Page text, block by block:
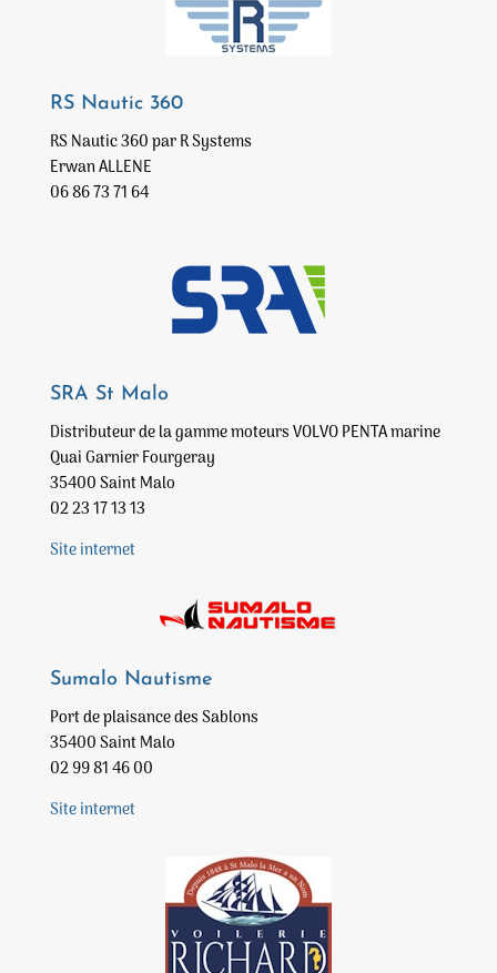
RS Nautic 360
RS Nautic 360 par R Systems
Erwan ALLENE
06 86 73 71 64
SRA St Malo
Distributeur de la gamme moteurs VOLVO PENTA marine
Quai Garnier Fourgeray
35400 Saint Malo
02 23 17 13 13
Site internet
Sumalo Nautisme
Port de plaisance des Sablons
35400 Saint Malo
02 99 81 46 00
Site internet